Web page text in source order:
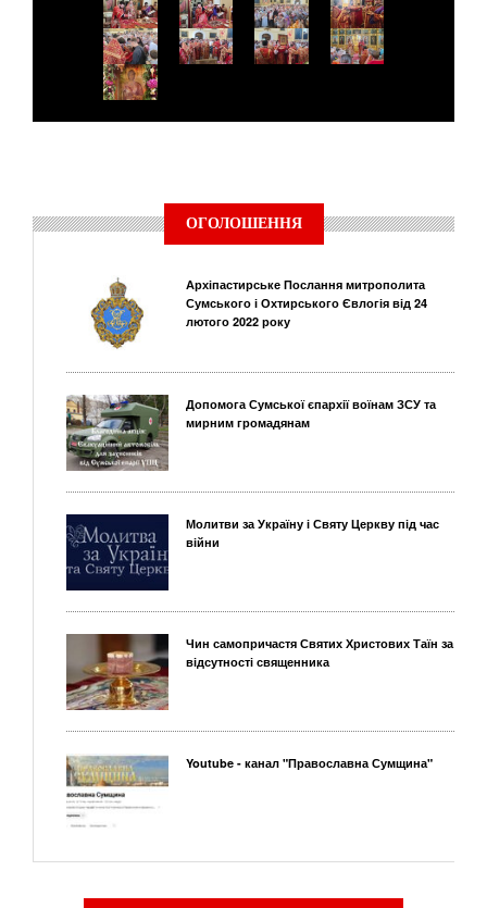
ОГОЛОШЕННЯ
Архіпастирське Послання митрополита
Сумського і Охтирського Євлогія від 24
лютого 2022 року
Допомога Сумської єпархії воїнам ЗСУ та
мирним громадянам
Молитви за Україну і Святу Церкву під час
війни
Чин самопричастя Святих Христових Таїн за
відсутності священника
Youtube - канал "Православна Сумщина"